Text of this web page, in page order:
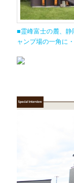
■霊峰富士の麓、
ャンプ場の一角に